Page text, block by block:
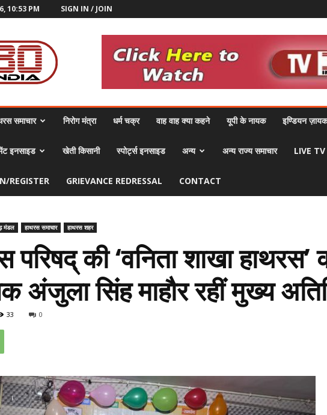
10:53 PM SIGN IN / JOIN
समाचार निरोग मंत्रा धर्म चक्र वाह वाह क्या कहने यूपी के नायक इण्डियन
इनसाइड खेती किसानी स्पोर्ट्स इनसाइड अन्य अन्य राज्य समाचार LIVE TV
REGISTER GRIEVANCE REDRESSAL CONTACT
मंडल हाथरस समाचार हाथरस शहर
परिषद् की ‘वनिता शाखा
अंजुला सिंह माहौर रहीं मुख्य
33 0